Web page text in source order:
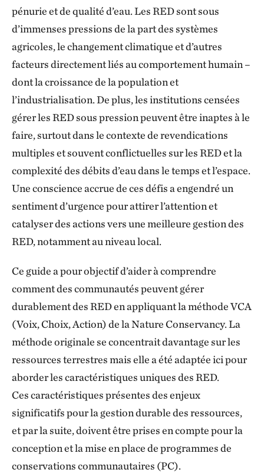
pénurie et de qualité d’eau. Les RED sont sous
d’immenses pressions de la part des systèmes
agricoles, le changement climatique et d’autres
facteurs directement liés au comportement humain –
dont la croissance de la population et
l’industrialisation. De plus, les institutions censées
gérer les RED sous pression peuvent être inaptes à le
faire, surtout dans le contexte de revendications
multiples et souvent conflictuelles sur les RED et la
complexité des débits d’eau dans le temps et l’espace.
Une conscience accrue de ces défis a engendré un
sentiment d’urgence pour attirer l’attention et
catalyser des actions vers une meilleure gestion des
RED,notamment au niveau local.
Ce guide a pour objectif d’aider à comprendre
comment des communautés peuvent gérer
durablement des RED en appliquant la méthode VCA
(Voix, Choix, Action) de la Nature Conservancy. La
méthode originale se concentrait davantage sur les
ressources terrestres mais elle a été adaptée ici pour
aborder les caractéristiques uniques des RED.
Ces caractéristiques présentes des enjeux
significatifs pour la gestion durable des ressources,
et par la suite, doivent être prises en compte pour la
conceptionet la mise en place de programmes de
conservations communautaires (PC).